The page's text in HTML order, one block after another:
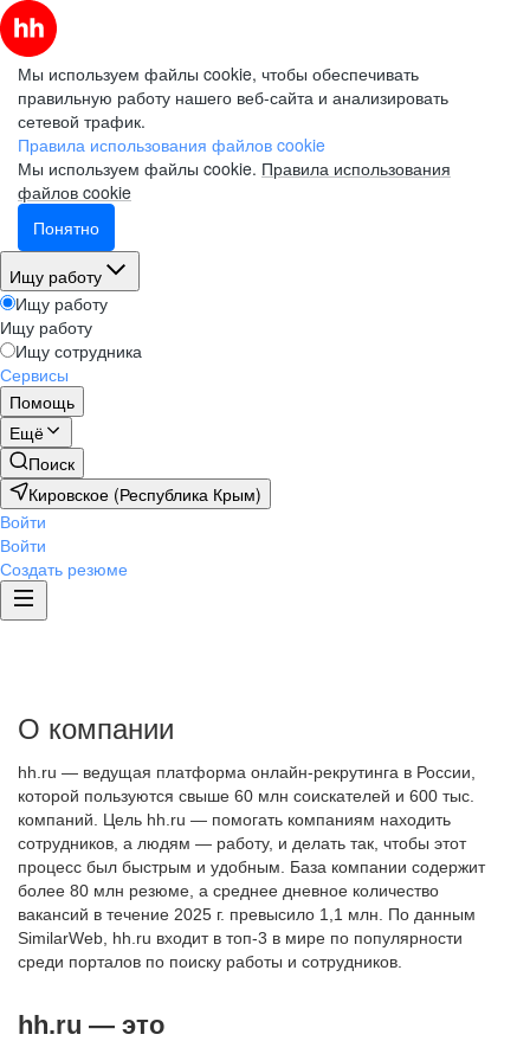
Мы используем файлы cookie, чтобы обеспечивать
правильную работу нашего веб-сайта и анализировать
сетевой трафик.
Правила использования файлов cookie
Мы используем файлы cookie. Правила использования
файлов cookie
Понятно
Ищу работу
Ищу работу
Ищу работу
Ищу сотрудника
Сервисы
Помощь
Ещё
Поиск
Кировское (Республика Крым)
Войти
Войти
Создать резюме
О компании
hh.ru — ведущая платформа онлайн-рекрутинга в России,
которой пользуются свыше 60 млн соискателей и 600 тыс.
компаний. Цель hh.ru — помогать компаниям находить
сотрудников, а людям — работу, и делать так, чтобы этот
процесс был быстрым и удобным. База компании содержит
более 80 млн резюме, а среднее дневное количество
вакансий в течение 2025 г. превысило 1,1 млн. По данным
SimilarWeb, hh.ru входит в топ-3 в мире по популярности
среди порталов по поиску работы и сотрудников.
hh.ru — это